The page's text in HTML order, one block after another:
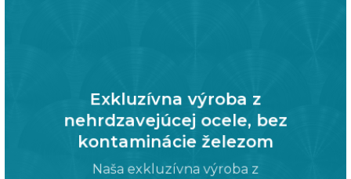
Exkluzívna výroba z
nehrdzavejúcej ocele, bez
kontaminácie železom
Naša exkluzívna výroba z